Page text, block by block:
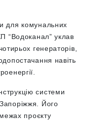
для комунальних
“Водоканал” уклав
генераторів,
навіть
системи
Його
проєкту